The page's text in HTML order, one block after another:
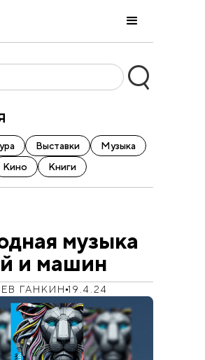
Выставки
Музыка
Кино Книги
музыка
и машин
ГАНКИН 19.4.24